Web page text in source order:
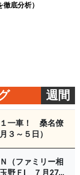
徹底分析）
週間
一車！ 桑名僚
３～５日）
（ファミリー相
野ＦⅠ ７月27～